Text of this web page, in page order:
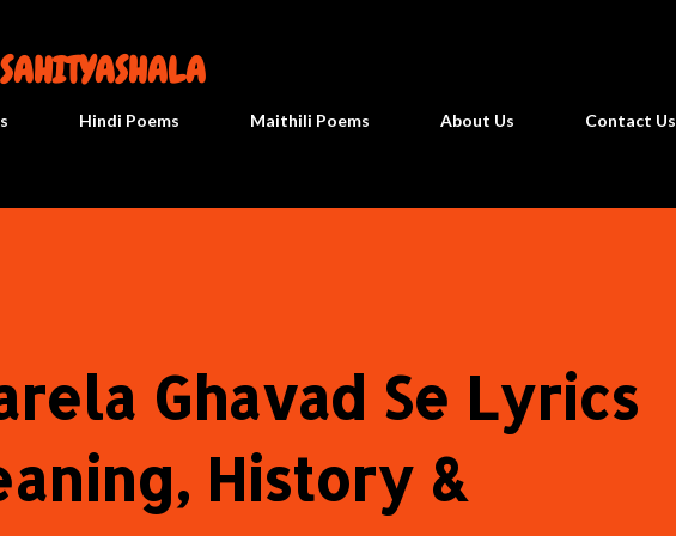
Hindi Poems Maithili Poems About Us Contact Us
Ghavad Se Lyrics
History &